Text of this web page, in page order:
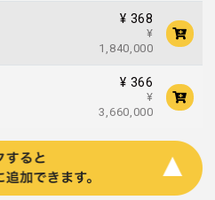
¥ 368
¥
1,840,000
¥ 366
¥
3,660,000